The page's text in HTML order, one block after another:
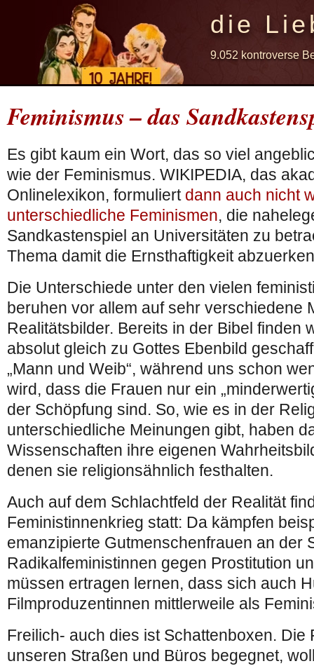
die
9.052 kontroverse
Feminismus – das
Es gibt kaum ein Wort, das so viel
wie der Feminismus. WIKIPEDIA, das
Onlinelexikon, formuliert dann auch nicht
unterschiedliche Feminismen, die
Sandkastenspiel an Universitäten zu
Thema damit die Ernsthaftigkeit
Die Unterschiede unter den vielen
beruhen vor allem auf sehr verschiedene
Realitätsbilder. Bereits in der Bibel finden
absolut gleich zu Gottes Ebenbild
„Mann und Weib“, während uns schon
wird, dass die Frauen nur ein
der Schöpfung sind. So, wie es in der
unterschiedliche Meinungen gibt, haben
Wissenschaften ihre eigenen
denen sie religionsähnlich festhalten.
Auch auf dem Schlachtfeld der Realität
Feministinnenkrieg statt: Da kämpfen
emanzipierte Gutmenschenfrauen an der
Radikalfeministinnen gegen Prostitution
müssen ertragen lernen, dass sich auch
Filmproduzentinnen mittlerweile als
Freilich- auch dies ist Schattenboxen. Die
unseren Straßen und Büros begegnet,